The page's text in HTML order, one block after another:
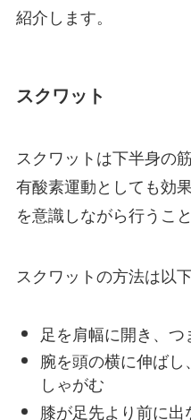
紹介します。
スクワット
スクワットは下半身の
有酸素運動としても効
を意識しながら行うこ
スクワットの方法は以
足を肩幅に開き、
腕を頭の横に伸ば
しゃがむ
膝が足先より前に